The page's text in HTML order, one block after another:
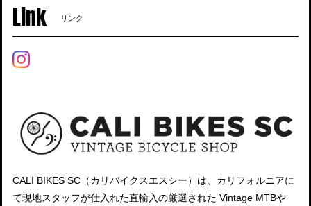
Link リンク
CALI BIKES SC（カリバイクスエスシー）は、カリフォルニアに
て現地スタッフが仕入れた直輸入の厳選された Vintage MTBや